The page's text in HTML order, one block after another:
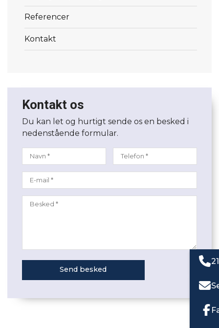
Referencer
Kontakt
Kontakt os
Du kan let og hurtigt sende os en besked i
nedenstående formular.